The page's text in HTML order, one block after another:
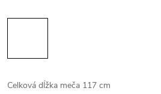
Celková dĺžka meča 117 cm